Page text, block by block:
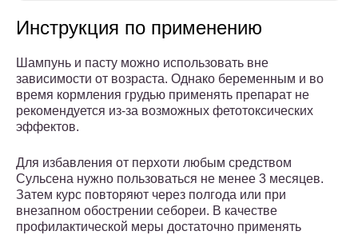
Инструкция по применению
Шампунь и пасту можно использовать вне
зависимости от возраста. Однако беременным и во
время кормления грудью применять препарат не
рекомендуется из-за возможных фетотоксических
эффектов.
Для избавления от перхоти любым средством
Сульсена нужно пользоваться не менее 3 месяцев.
Затем курс повторяют через полгода или при
внезапном обострении себореи. В качестве
профилактической меры достаточно применять